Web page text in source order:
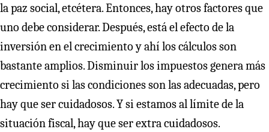
la paz social, etcétera. Entonces, hay otros factores que
uno debe considerar. Después, está el efecto de la
inversión en el crecimiento y ahí los cálculos son
bastante amplios. Disminuir los impuestos genera más
crecimiento si las condiciones son las adecuadas, pero
hay que ser cuidadosos. Y si estamos al límite de la
situación fiscal, hay que ser extra cuidadosos.